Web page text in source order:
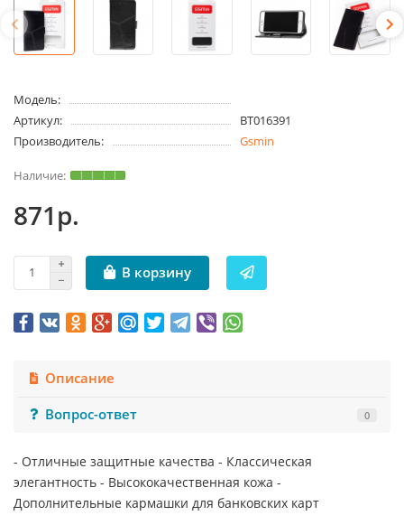
Модель:
Артикул:
BT016391
Производитель:
Gsmin
871р.
В корзину
Описание
Вопрос-ответ
0
- Отличные защитные качества - Классическая
элегантность - Высококачественная кожа -
Дополнительные кармашки для банковских карт